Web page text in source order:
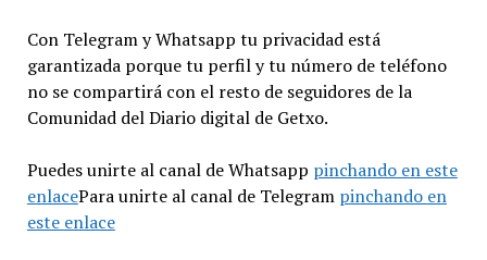
Con Telegram y Whatsapp tu privacidad está
garantizada porque tu perfil y tu número de teléfono
no se compartirá con el resto de seguidores de la
Comunidad del Diario digital de Getxo.
Puedes unirte al canal de Whatsapp pinchando en este
enlacePara unirte al canal de Telegram pinchando en
este enlace